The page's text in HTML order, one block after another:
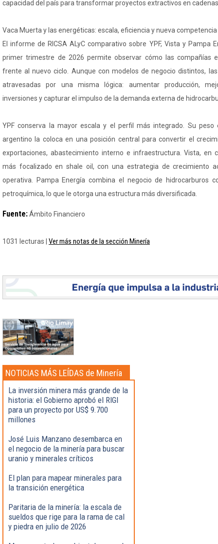
capacidad del país para transformar proyectos extractivos en
Vaca Muerta y las energéticas: escala, eficiencia y nueva
El informe de RICSA ALyC comparativo sobre YPF, Vista y Pampa
primer trimestre de 2026 permite observar cómo las compañías
frente al nuevo ciclo. Aunque con modelos de negocio distintos,
atravesadas por una misma lógica: aumentar producción,
inversiones y capturar el impulso de la demanda externa de
YPF conserva la mayor escala y el perfil más integrado. Su
argentino la coloca en una posición central para convertir el
exportaciones, abastecimiento interno e infraestructura. Vista, en
más focalizado en shale oil, con una estrategia de crecimiento
operativa. Pampa Energía combina el negocio de hidrocarburos
petroquímica, lo que le otorga una estructura más diversificada.
Fuente:Ámbito Financiero
1031 lecturas | Ver más notas de la sección Minería
NOTICIAS MÁS LEÍDAS de Minería
La inversión minera más grande de la
historia: el Gobierno aprobó el RIGI
para un proyecto por US$ 9.700
millones
José Luis Manzano desembarca en
el negocio de la minería para buscar
uranio y minerales críticos
El plan para mapear minerales para
la transición energética
Paritaria de la minería: la escala de
sueldos que rige para la rama de cal
y piedra en julio de 2026